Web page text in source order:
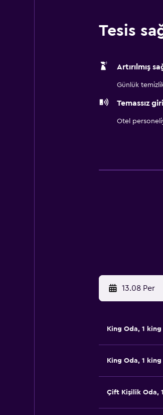
Tesis
Artırılmış
Günlük
Temassız
Otel
13.08 Per
King Oda, 1
King Oda, 1
Çift ​Kişilik Oda,